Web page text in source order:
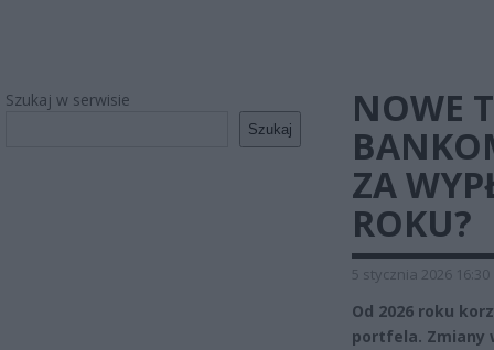
Szukaj w serwisie
Szukaj
NOWE
ZA
ROKU?
5 stycznia 2026 16:30
Od 2026 roku
portfela. Zmiany